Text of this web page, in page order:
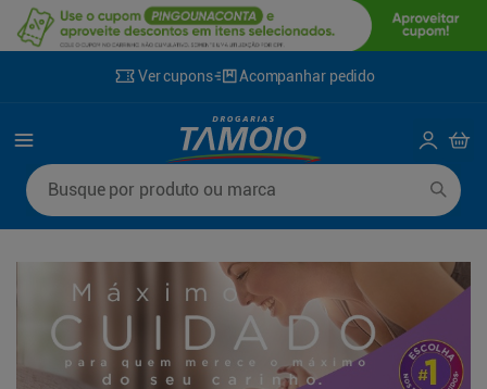
Ver cupons Acompanhar pedido
Busque por produto ou marca
Termos mais buscados
desodorante
4º
sabonete líquido
fralda xg
shampoo
9
mounjaro
10 º fralda xxg